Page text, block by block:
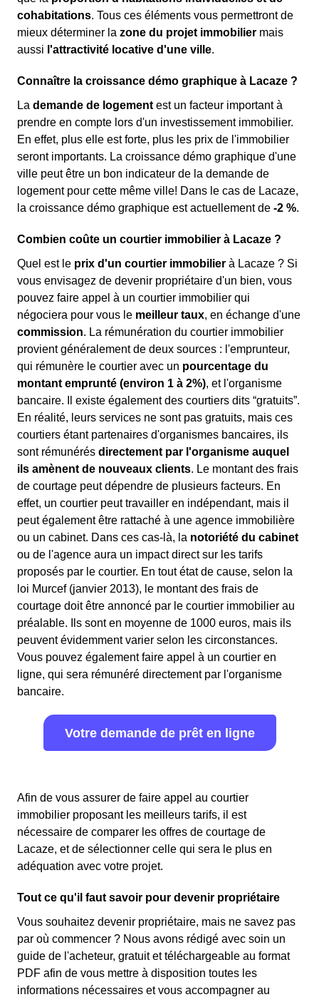
cohabitations. Tous ces éléments vous permettront de
mieux déterminer la zone du projet immobilier mais
aussi l'attractivité locative d'une ville.
Connaître la croissance démo graphique à Lacaze ?
La demande de logement est un facteur important à
prendre en compte lors d'un investissement immobilier.
En effet, plus elle est forte, plus les prix de l'immobilier
seront importants. La croissance démo graphique d'une
ville peut être un bon indicateur de la demande de
logement pour cette même ville! Dans le cas de Lacaze,
la croissance démo graphique est actuellement de -2 %.
Combien coûte un courtier immobilier à Lacaze ?
Quel est le prix d'un courtier immobilier à Lacaze ? Si
vous envisagez de devenir propriétaire d'un bien, vous
pouvez faire appel à un courtier immobilier qui
négociera pour vous le meilleur taux, en échange d'une
commission. La rémunération du courtier immobilier
provient généralement de deux sources : l'emprunteur,
qui rémunère le courtier avec un pourcentage du
montant emprunté (environ 1 à 2%), et l'organisme
bancaire. Il existe également des courtiers dits “gratuits”.
En réalité, leurs services ne sont pas gratuits, mais ces
courtiers étant partenaires d'organismes bancaires, ils
sont rémunérés directement par l'organisme auquel
ils amènent de nouveaux clients. Le montant des frais
de courtage peut dépendre de plusieurs facteurs. En
effet, un courtier peut travailler en indépendant, mais il
peut également être rattaché à une agence immobilière
ou un cabinet. Dans ces cas-là, la notoriété du cabinet
ou de l'agence aura un impact direct sur les tarifs
proposés par le courtier. En tout état de cause, selon la
loi Murcef (janvier 2013), le montant des frais de
courtage doit être annoncé par le courtier immobilier au
préalable. Ils sont en moyenne de 1000 euros, mais ils
peuvent évidemment varier selon les circonstances.
Vous pouvez également faire appel à un courtier en
ligne, qui sera rémunéré directement par l'organisme
bancaire.
Votre demande de prêt en ligne
Afin de vous assurer de faire appel au courtier
immobilier proposant les meilleurs tarifs, il est
nécessaire de comparer les offres de courtage de
Lacaze, et de sélectionner celle qui sera le plus en
adéquation avec votre projet.
Tout ce qu'il faut savoir pour devenir propriétaire
Vous souhaitez devenir propriétaire, mais ne savez pas
par où commencer ? Nous avons rédigé avec soin un
guide de l'acheteur, gratuit et téléchargeable au format
PDF afin de vous mettre à disposition toutes les
informations nécessaires et vous accompagner au